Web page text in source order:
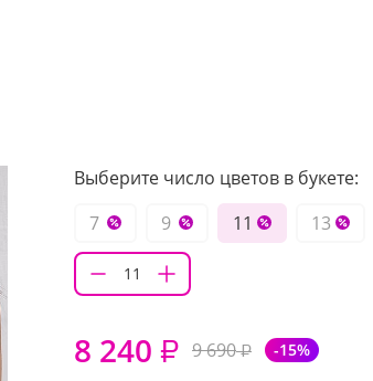
Выберите число цветов в букете:
7
9 11 13
8 240 ₽ 9 690₽ -15%